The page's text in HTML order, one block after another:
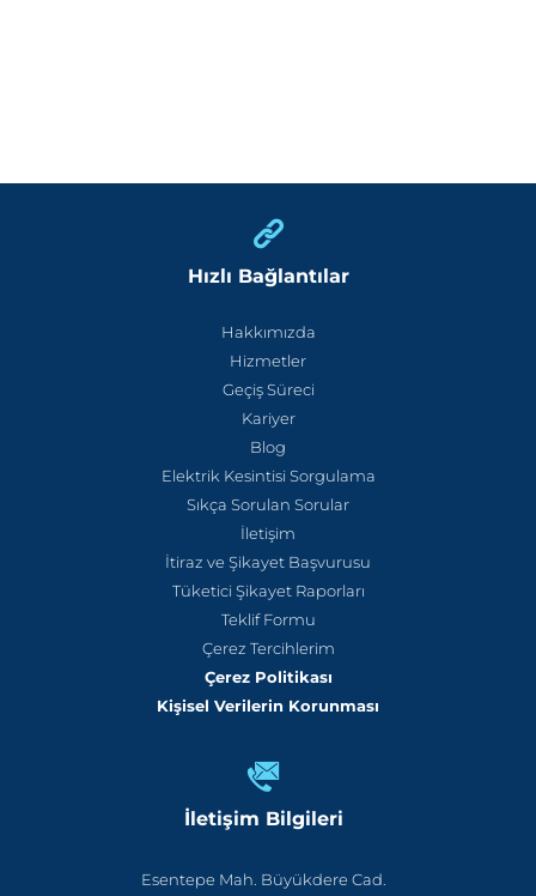
Hızlı Bağlantılar
Hakkımızda
Hizmetler
Geçiş Süreci
Kariyer
Blog
Elektrik Kesintisi Sorgulama
Sıkça Sorulan Sorular
İletişim
İtiraz ve Şikayet Başvurusu
Tüketici Şikayet Raporları
Teklif Formu
Çerez Tercihlerim
Çerez Politikası
Kişisel Verilerin Korunması
İletişim Bilgileri
Esentepe Mah. Büyükdere Cad.